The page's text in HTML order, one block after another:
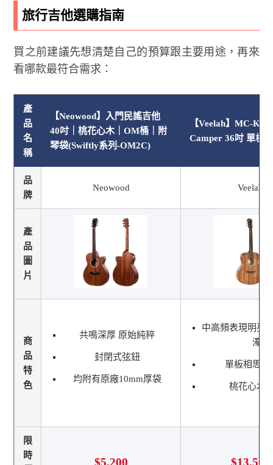
旅行吉他選購指南
買之前建議先想清楚自己的預算跟主要用途，再來
看哪款最符合需求：
產
品
名
稱
【Neowood】入門民謠吉他
40吋｜桃花心木｜OM桶｜附
琴袋(Swiftly系列-OM2C)
【Veelah】MC-
Camper 36吋 單板
品
牌
Neowood Veelah
產
品
圖
片
商
品
特
色
共鳴深厚 原始純粹
封閉式弦鈕
均附有原廠10mm厚袋
中高頻表現明亮
濁
單板相思木
桃花心木
限
時
$5,200 $13,500